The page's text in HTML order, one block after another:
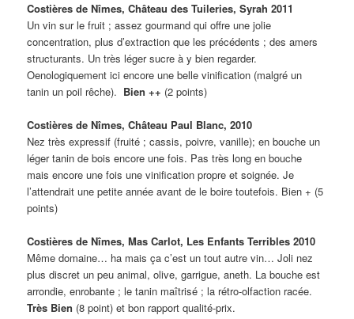
Costières de Nîmes, Château des Tuileries, Syrah 2011
Un vin sur le fruit ; assez gourmand qui offre une jolie
concentration, plus d’extraction que les précédents ; des amers
structurants. Un très léger sucre à y bien regarder.
Oenologiquement ici encore une belle vinification (malgré un
tanin un poil rêche). Bien ++ (2 points)
Costières de Nîmes, Château Paul Blanc, 2010
Nez très expressif (fruité ; cassis, poivre, vanille); en bouche un
léger tanin de bois encore une fois. Pas très long en bouche
mais encore une fois une vinification propre et soignée. Je
l’attendrait une petite année avant de le boire toutefois. Bien + (5
points)
Costières de Nîmes, Mas Carlot, Les Enfants Terribles 2010
Même domaine… ha mais ça c’est un tout autre vin… Joli nez
plus discret un peu animal, olive, garrigue, aneth. La bouche est
arrondie, enrobante ; le tanin maîtrisé ; la rétro-olfaction racée.
Très Bien (8 point) et bon rapport qualité-prix.